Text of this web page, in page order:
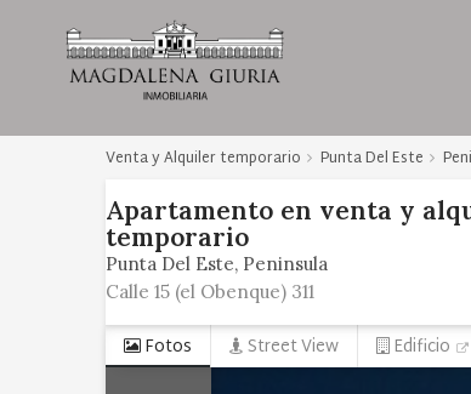
Venta y Alquiler temporario Punta Del Este
Apartamento en venta y
temporario
Punta Del Este Peninsula
Calle 15 (el Obenque) 311
Fotos Street View Edificio